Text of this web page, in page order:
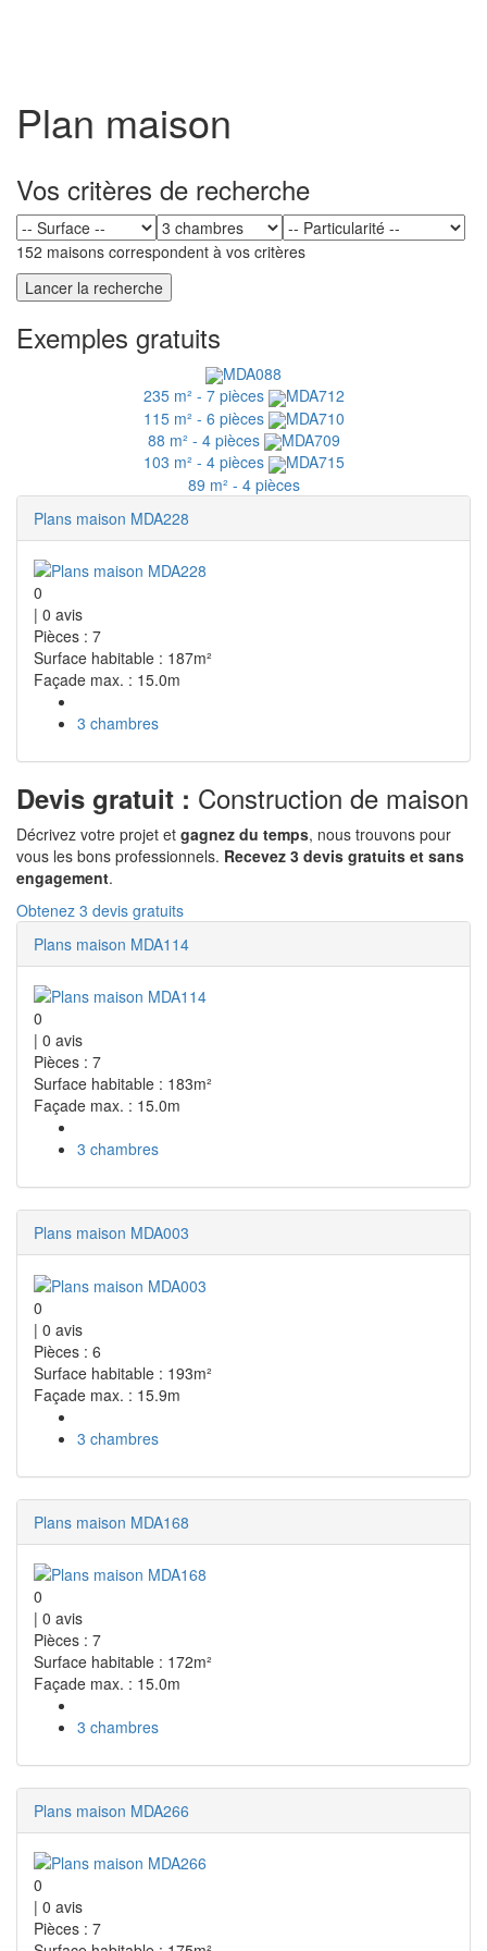
Plan maison
Vos critères de recherche
152 maisons correspondent à vos critères
Exemples gratuits
MDA088
235 m² - 7 pièces
MDA712
115 m² - 6 pièces
MDA710
88 m² - 4 pièces
MDA709
103 m² - 4 pièces
MDA715
89 m² - 4 pièces
Plans maison MDA228
0
| 0 avis
Pièces : 7
Surface habitable : 187m²
Façade max. : 15.0m
3 chambres
Devis gratuit : Construction de maison
Décrivez votre projet et gagnez du temps, nous trouvons pour
vous les bons professionnels. Recevez 3 devis gratuits et sans
engagement.
Obtenez 3 devis gratuits
Plans maison MDA114
0
| 0 avis
Pièces : 7
Surface habitable : 183m²
Façade max. : 15.0m
3 chambres
Plans maison MDA003
0
| 0 avis
Pièces : 6
Surface habitable : 193m²
Façade max. : 15.9m
3 chambres
Plans maison MDA168
0
| 0 avis
Pièces : 7
Surface habitable : 172m²
Façade max. : 15.0m
3 chambres
Plans maison MDA266
0
| 0 avis
Pièces : 7